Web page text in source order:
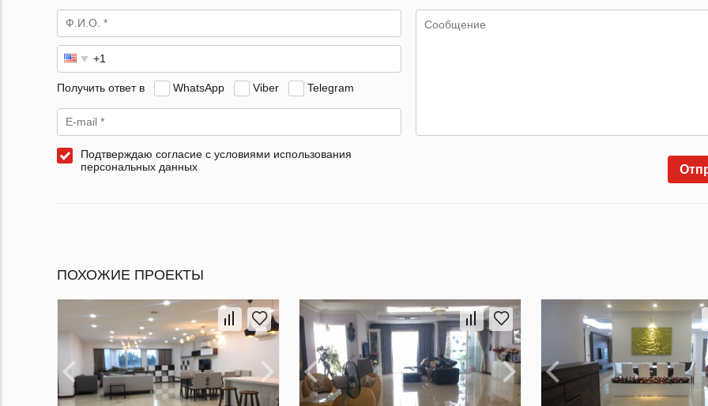
Получить ответ в WhatsApp Viber Telegram
Подтверждаю согласие с условиями использования
персональных данных
ПОХОЖИЕ ПРОЕКТЫ